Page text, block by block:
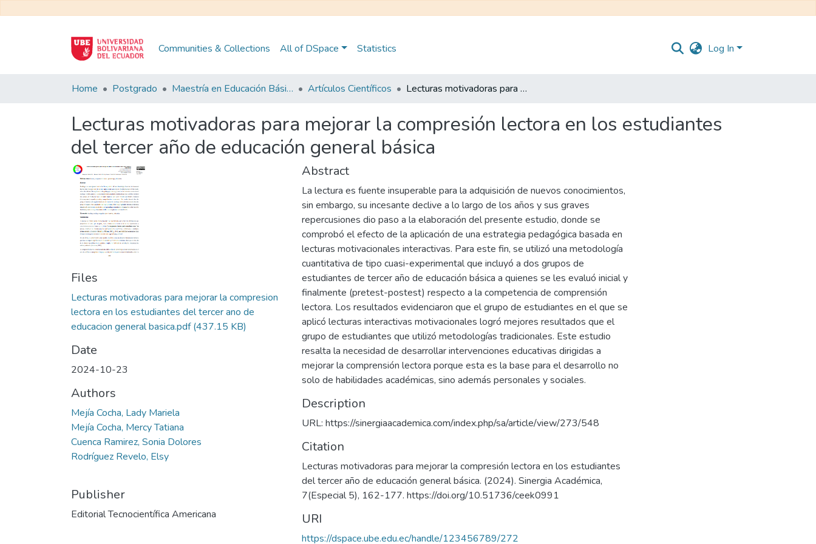
Communities & Collections All of DSpace Statistics Log In
Home Postgrado Maestría en Educación Básica Artículos Científicos Lecturas motivadoras para mejorar la compresión lectora en los estudiantes del tercer año de educación general básica
Lecturas motivadoras para mejorar la compresión lectora en los estudiantes
del tercer año de educación general básica
Files
Lecturas motivadoras para mejorar la compresion
lectora en los estudiantes del tercer ano de
educacion general basica.pdf(437.15 KB)
Date
2024-10-23
Authors
Mejía Cocha, Lady Mariela
Mejía Cocha, Mercy Tatiana
Cuenca Ramirez, Sonia Dolores
Rodríguez Revelo, Elsy
Publisher
Editorial Tecnocientífica Americana
Abstract
La lectura es fuente insuperable para la adquisición de nuevos conocimientos,
sin embargo, su incesante declive a lo largo de los años y sus graves
repercusiones dio paso a la elaboración del presente estudio, donde se
comprobó el efecto de la aplicación de una estrategia pedagógica basada en
lecturas motivacionales interactivas. Para este fin, se utilizó una metodología
cuantitativa de tipo cuasi-experimental que incluyó a dos grupos de
estudiantes de tercer año de educación básica a quienes se les evaluó inicial y
finalmente (pretest-postest) respecto a la competencia de comprensión
lectora. Los resultados evidenciaron que el grupo de estudiantes en el que se
aplicó lecturas interactivas motivacionales logró mejores resultados que el
grupo de estudiantes que utilizó metodologías tradicionales. Este estudio
resalta la necesidad de desarrollar intervenciones educativas dirigidas a
mejorar la comprensión lectora porque esta es la base para el desarrollo no
solo de habilidades académicas, sino además personales y sociales.
Description
URL: https://sinergiaacademica.com/index.php/sa/article/view/273/548
Citation
Lecturas motivadoras para mejorar la compresión lectora en los estudiantes
del tercer año de educación general básica. (2024). Sinergia Académica,
7(Especial 5), 162-177. https://doi.org/10.51736/ceek0991
URI
https://dspace.ube.edu.ec/handle/123456789/272